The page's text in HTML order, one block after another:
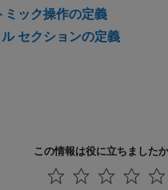
ミック操作の定義
セクションの定義
この情報は役に立ちました